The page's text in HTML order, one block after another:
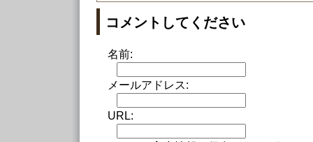
コメントしてください
名前:
メールアドレス:
URL: